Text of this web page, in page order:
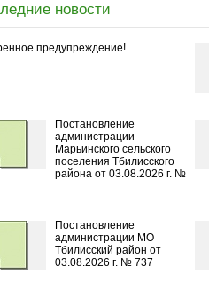
новости
предупреждение!
Постановление
администрации
Марьинского сельского
поселения Тбилисского
района от 03.08.2026 г. №
Постановление
администрации МО
Тбилисский район от
03.08.2026 г. № 737